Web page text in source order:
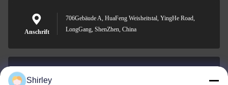
Anschrift
706Gebäude A, HuaFeng Weisheitstal, YingHe Road,
LongGang, ShenZhen, China
Shirley